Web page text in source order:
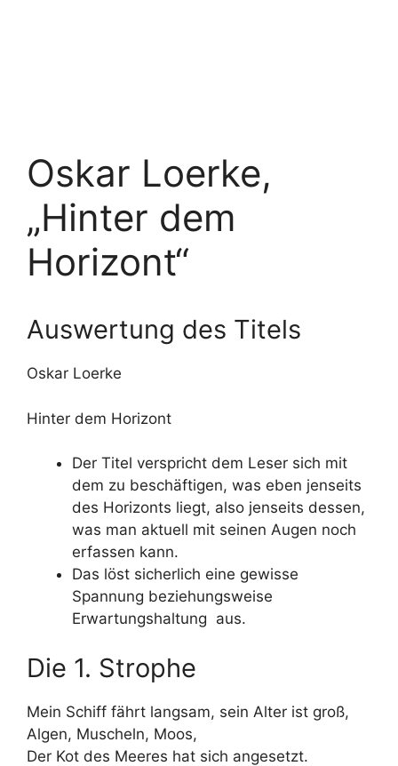
Oskar Loerke,
„Hinter dem
Horizont“
Auswertung des Titels
Oskar Loerke
Hinter dem Horizont
Der Titel verspricht dem Leser sich mit
dem zu beschäftigen, was eben jenseits
des Horizonts liegt, also jenseits dessen,
was man aktuell mit seinen Augen noch
erfassen kann.
Das löst sicherlich eine gewisse
Spannung beziehungsweise
Erwartungshaltung aus.
Die 1. Strophe
Mein Schiff fährt langsam, sein Alter ist groß,
Algen, Muscheln, Moos,
Der Kot des Meeres hat sich angesetzt.